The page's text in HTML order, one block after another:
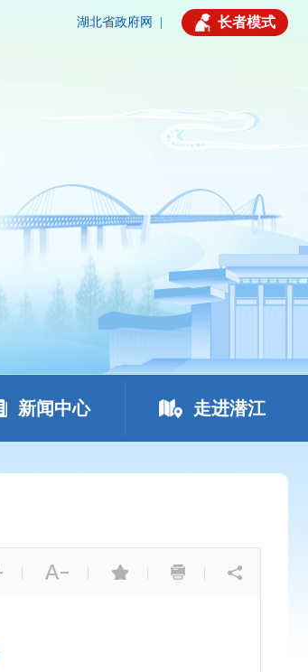
湖北省政府网 长者模式
新闻中心 走进潜江
| | | |